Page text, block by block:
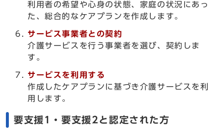
利用者の希望や心身の状態、家庭の状況にあっ
た、総合的なケアプランを作成します。
サービス事業者との契約
介護サービスを行う事業者を選び、契約しま
す。
サービスを利用する
作成したケアプランに基づき介護サービスを利
用します。
要支援1・要支援2と認定された方